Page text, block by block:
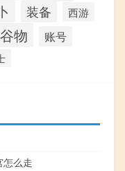
装备 西游
谷物 账号
怎么走